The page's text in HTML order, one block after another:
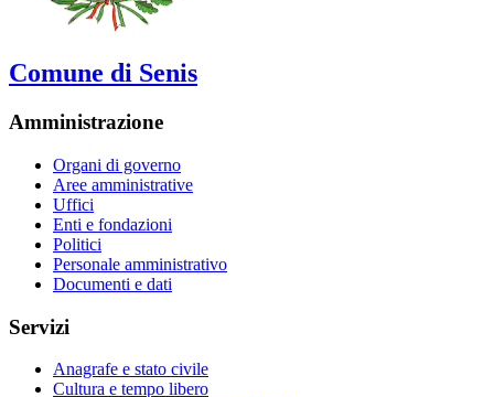
Comune di Senis
Amministrazione
Organi di governo
Aree amministrative
Uffici
Enti e fondazioni
Politici
Personale amministrativo
Documenti e dati
Servizi
Anagrafe e stato civile
Cultura e tempo libero